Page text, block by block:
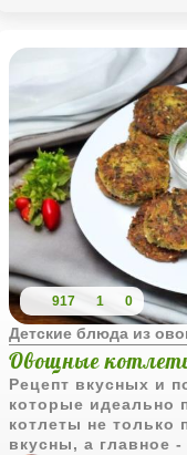
917 1 0
Детские блюда из
Овощные
Рецепт вкусных и
которые идеально
котлеты не только
вкусны, а главное